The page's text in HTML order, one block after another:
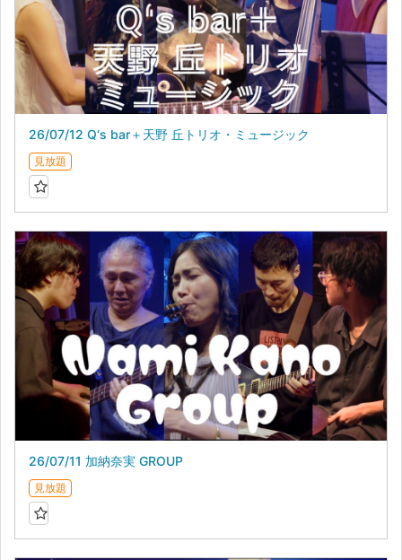
26/07/12 Q‘s bar＋天野 丘トリオ・ミュージック
見放題
26/07/11 加納奈実 GROUP
見放題